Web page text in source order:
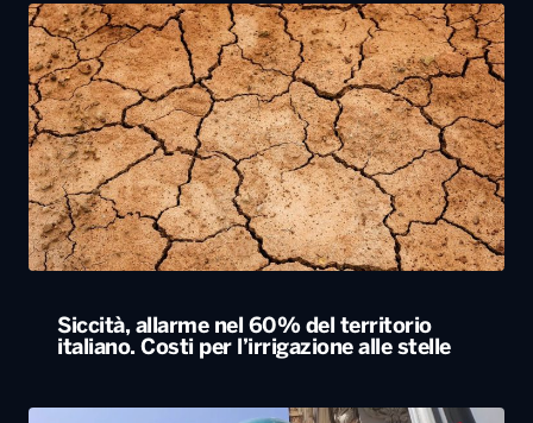
Siccità, allarme nel 60% del territorio
italiano. Costi per l’irrigazione alle stelle